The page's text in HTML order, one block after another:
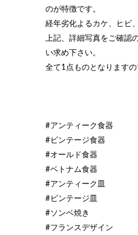
のが特徴です。
経年劣化よるカケ、ヒビ
上記、詳細写真をご確認
い求め下さい。
全て1点ものとなりますの
#アンティーク食器
#ビンテージ食器
#オールド食器
#ベトナム食器
#アンティーク皿
#ビンテージ皿
#ソンベ焼き
#フランスデザイン